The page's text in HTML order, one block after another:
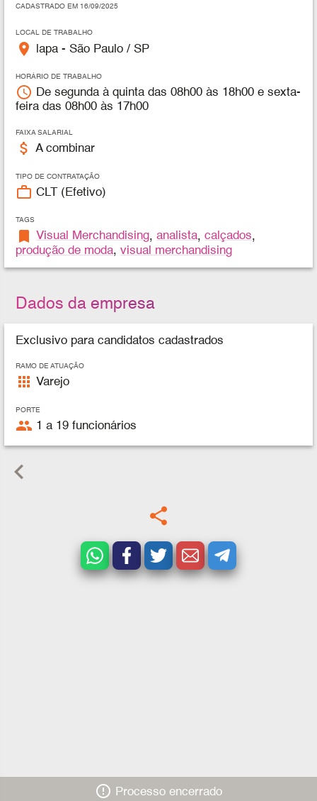
error_outline Processo encerrado
CADASTRADO EM 16/09/2025
LOCAL DE TRABALHO
place lapa - São Paulo / SP
HORÁRIO DE TRABALHO
access_time De segunda à quinta das 08h00 às 18h00 e sexta-
feira das 08h00 às 17h00
FAIXA SALARIAL
attach_money A combinar
TIPO DE CONTRATAÇÃO
work_outline CLT (Efetivo)
TAGS
bookmark Visual Merchandising,analista,calçados,
produção de moda,visual merchandising
Dados da empresa
Exclusivo para candidatos cadastrados
RAMO DE ATUAÇÃO
apps Varejo
PORTE
people 1 a 19 funcionários
keyboard_arrow_left
share